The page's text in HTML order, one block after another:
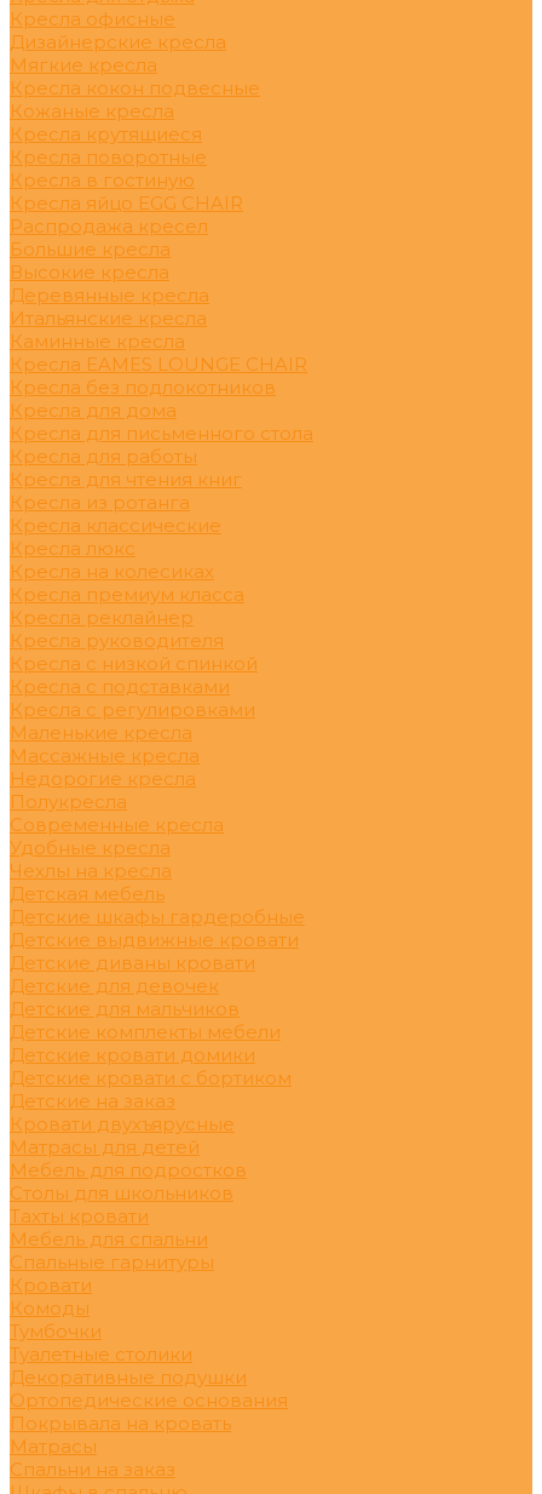
Кресла офисные
Дизайнерские кресла
Мягкие кресла
Кресла кокон подвесные
Кожаные кресла
Кресла крутящиеся
Кресла поворотные
Кресла в гостиную
Кресла яйцо EGG CHAIR
Распродажа кресел
Большие кресла
Высокие кресла
Деревянные кресла
Итальянские кресла
Каминные кресла
Кресла EAMES LOUNGE CHAIR
Кресла без подлокотников
Кресла для дома
Кресла для письменного стола
Кресла для работы
Кресла для чтения книг
Кресла из ротанга
Кресла классические
Кресла люкс
Кресла на колесиках
Кресла премиум класса
Кресла реклайнер
Кресла руководителя
Кресла с низкой спинкой
Кресла с подставками
Кресла с регулировками
Маленькие кресла
Массажные кресла
Недорогие кресла
Полукресла
Современные кресла
Удобные кресла
Чехлы на кресла
Детская мебель
Детские шкафы гардеробные
Детские выдвижные кровати
Детские диваны кровати
Детские для девочек
Детские для мальчиков
Детские комплекты мебели
Детские кровати домики
Детские кровати с бортиком
Детские на заказ
Кровати двухъярусные
Матрасы для детей
Мебель для подростков
Столы для школьников
Тахты кровати
Мебель для спальни
Спальные гарнитуры
Кровати
Комоды
Тумбочки
Туалетные столики
Декоративные подушки
Ортопедические основания
Покрывала на кровать
Матрасы
Спальни на заказ